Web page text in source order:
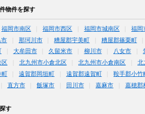
物件を探す
福岡市南区 福岡市西区 福岡市城南区 福岡
市 那珂川市 糟屋郡宇美町 糟屋郡篠栗町
大牟田市 久留米市 柳川市 八女市
区 北九州市小倉北区 北九州市小倉南区 北
町 遠賀郡岡垣町 遠賀郡遠賀町 鞍手郡小竹
直方市 飯塚市 田川市 嘉麻市 嘉穂郡
す